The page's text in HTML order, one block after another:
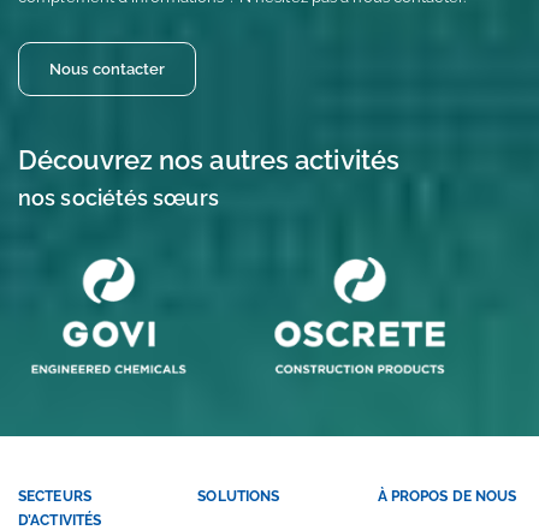
Nous contacter
Découvrez nos autres activités
nos sociétés sœurs
SECTEURS
D’ACTIVITÉS
SOLUTIONS À PROPOS DE NOUS